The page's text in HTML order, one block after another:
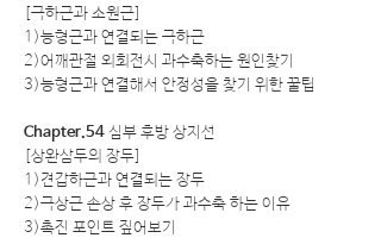
[극하근과 소원근]
1)능형근과 연결되는 극하근
2)어깨관절 외회전시 과수축하는 원인찾기
3)능형근과 연결해서 안정성을 찾기 위한 꿀팁
Chapter.54 심부 후방 상지선
[상완삼두의 장두]
1)견갑하근과 연결되는 장두
2)극상근 손상 후 장두가 과수축 하는 이유
3)촉진 포인트 짚어보기